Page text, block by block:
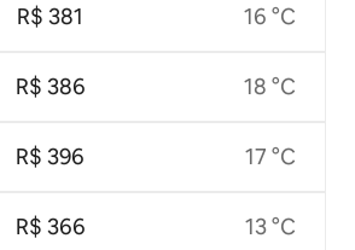
R$ 381
R$ 386
R$ 396
R$ 366
16 °C
18 °C
17 °C
13 °C